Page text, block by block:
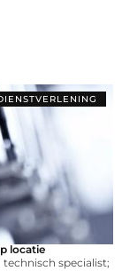
locatie
specialist;